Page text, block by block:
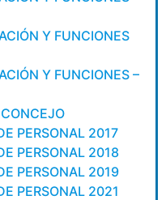
Y FUNCIONES
Y FUNCIONES –
PERSONAL 2017
PERSONAL 2018
PERSONAL 2019
PERSONAL 2021